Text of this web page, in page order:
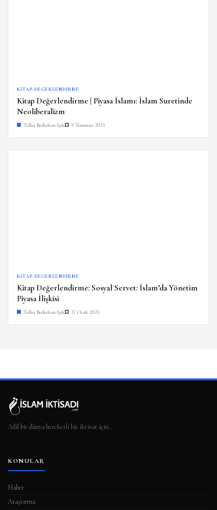
KITAP-DEĞERLENDIRME
Kitap Değerlendirme | Piyasa İslamı: İslam Suretinde
Neoliberalizm
Talha Bedirhan Işık 9 Temmuz 2025
KITAP-DEĞERLENDIRME
Kitap Değerlendirme: Sosyal Servet: İslam’da Yönetim
Piyasa İlişkisi
Talha Bedirhan Işık 17 Ocak 2025
Adil bir dünya bereketli bir iktisat için…
KONULAR
Haber
Araştırma